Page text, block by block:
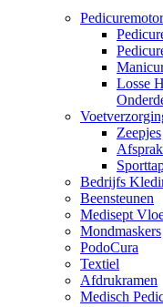
Losse
Zeepjes
Bedrijfs
Beensteunen
Medisept
Mondmaskers
PodoCura
Textiel
Afdrukramen
Medisch